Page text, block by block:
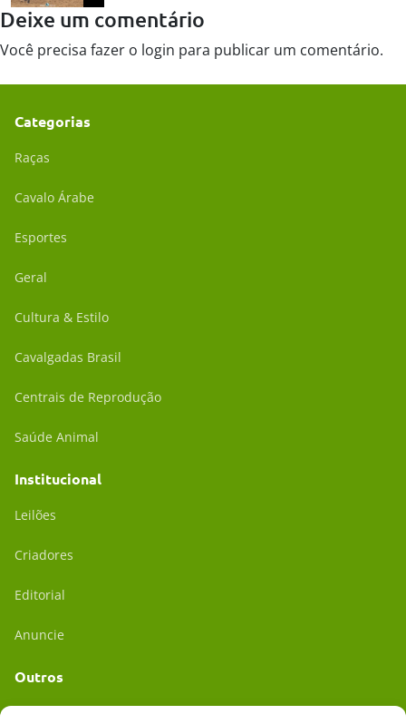
Deixe um comentário
Você precisa fazer o login para publicar um comentário.
Categorias
Raças
Cavalo Árabe
Esportes
Geral
Cultura & Estilo
Cavalgadas Brasil
Centrais de Reprodução
Saúde Animal
Institucional
Leilões
Criadores
Editorial
Anuncie
Outros